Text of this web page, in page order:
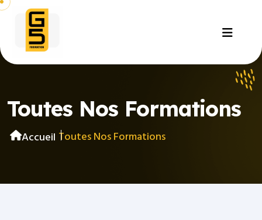
Toutes Nos Formations
Accueil Toutes Nos Formations